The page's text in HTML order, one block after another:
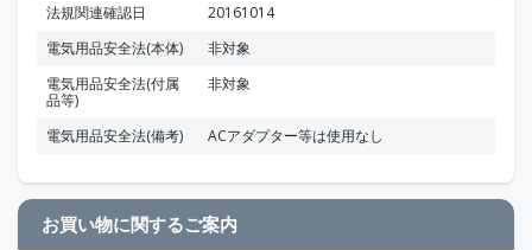
法規関連確認日
20161014
電気用品安全法(本体)
非対象
電気用品安全法(付属
品等)
非対象
電気用品安全法(備考) ACアダプター等は使用なし
お買い物に関するご案内